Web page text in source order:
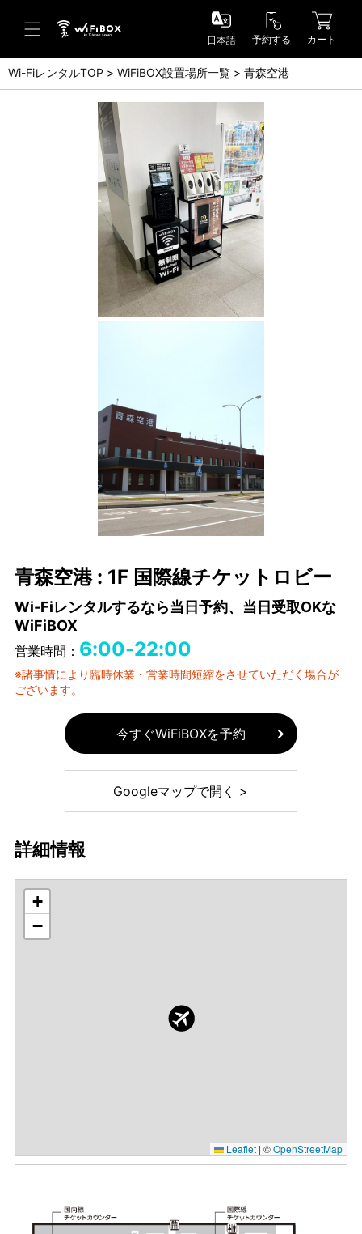
ヘルプ／お問い合わせ
ヘルプセンター(FAQ)(日本語)
Help Center(FAQ)(English)
お問い合わせ(日本語)
Inquiry(English)
日本語 予約する カート
Wi-FiレンタルTOP WiFiBOX設置場所一覧 青森空港
青森空港 : 1F 国際線チケットロビー
Wi-Fiレンタルするなら当日予約、当日受取OKな
WiFiBOX
営業時間： 6:00-22:00
※諸事情により臨時休業・営業時間短縮をさせていただく場合が
ございます。
今すぐWiFiBOXを予約
Googleマップで開く >
詳細情報
+
−
Leaflet | ©OpenStreetMap